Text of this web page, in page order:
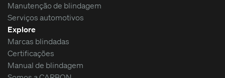
Manutenção de blindagem
Serviços automotivos
Explore
Marcas blindadas
Certificações
Manual de blindagem